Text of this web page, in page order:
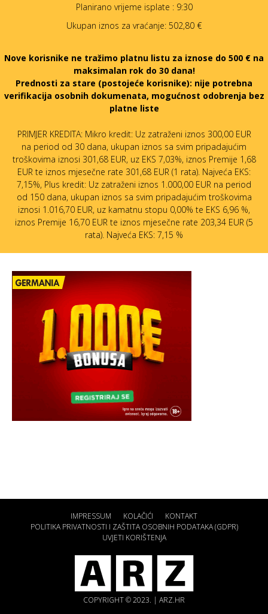
Planirano vrijeme isplate : 9:30
Ukupan iznos za vraćanje: 502,80 €
Nove korisnike ne tražimo platnu listu za iznose do 500 € na
maksimalan rok do 30 dana!
Prednosti za stare (postojeće korisnike): nije potrebna
verifikacija osobnih dokumenata, mogućnost odobrenja bez
platne liste
PRIMJER KREDITA: Mikro kredit: Uz zatraženi iznos 300,00 EUR
na period od 30 dana, ukupan iznos sa svim pripadajućim
troškovima iznosi 301,68 EUR, uz EKS 7,03%, iznos Premije 1,68
EUR te iznos mjesečne rate 301,68 EUR (1 rata). Najveća EKS:
7,15%, Plus kredit: Uz zatraženi iznos 1.000,00 EUR na period
od 150 dana, ukupan iznos sa svim pripadajućim troškovima
iznosi 1.016,70 EUR, uz kamatnu stopu 0,00% te EKS 6,96 %,
iznos Premije 16,70 EUR te iznos mjesečne rate 203,34 EUR (5
rata). Najveća EKS: 7,15 %
IMPRESSUM KOLAČIĆI
KONTAKT
POLITIKA PRIVATNOSTI I ZAŠTITA OSOBNIH PODATAKA (GDPR)
UVJETI KORIŠTENJA
COPYRIGHT © 2023. | ARZ.HR